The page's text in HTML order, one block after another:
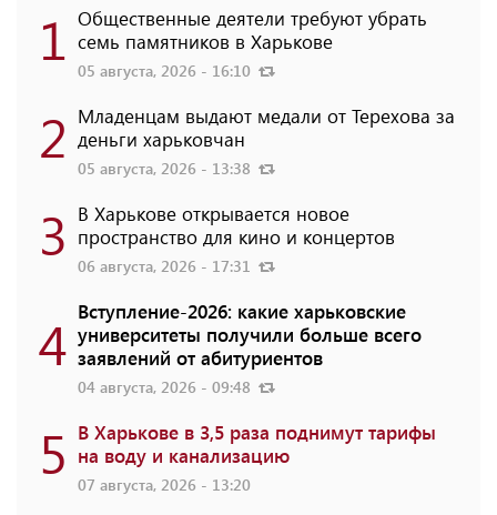
1 Общественные деятели требуют убрать
семь памятников в Харькове
05 августа, 2026 - 16:10
2 Младенцам выдают медали от Терехова за
деньги харьковчан
05 августа, 2026 - 13:38
3 В Харькове открывается новое
пространство для кино и концертов
06 августа, 2026 - 17:31
4 Вступление-2026: какие харьковские
университеты получили больше всего
заявлений от абитуриентов
04 августа, 2026 - 09:48
5 В Харькове в 3,5 раза поднимут тарифы
на воду и канализацию
07 августа, 2026 - 13:20